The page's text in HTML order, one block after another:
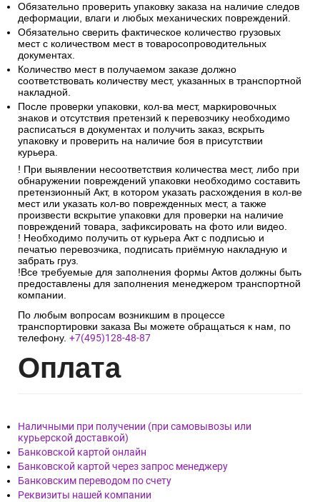
Обязательно проверить упаковку заказа на наличие следов
деформации, влаги и любых механических повреждений.
Обязательно сверить фактическое количество грузовых
мест с количеством мест в товаросопроводительных
документах.
Количество мест в получаемом заказе должно
соответствовать количеству мест, указанных в транспортной
накладной.
После проверки упаковки, кол-ва мест, маркировочных
знаков и отсутствия претензий к перевозчику необходимо
расписаться в документах и получить заказ, вскрыть
упаковку и проверить на наличие боя в присутствии
курьера.
! При выявлении несоответствия количества мест, либо при
обнаружении повреждений упаковки необходимо составить
претензионный Акт, в котором указать расхождения в кол-ве
мест или указать кол-во поврежденных мест, а также
произвести вскрытие упаковки для проверки на наличие
повреждений товара, зафиксировать на фото или видео.
! Необходимо получить от курьера Акт с подписью и
печатью перевозчика, подписать приёмную накладную и
забрать груз.
!Все требуемые для заполнения формы Актов должны быть
предоставлены для заполнения менеджером транспортной
компании.
По любым вопросам возникшим в процессе
транспортировки заказа Вы можете обращаться к нам, по
телефону. +7(495)128-48-87
Оплата
Наличными при получении (при самовывозы или
курьерской доставкой)
Банковской картой онлайн
Банковской картой через запрос менеджеру
Банковским переводом по счету
Реквизиты нашей компании